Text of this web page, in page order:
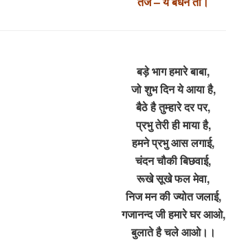
बड़े भाग हमारे बाबा,
जो शुभ दिन ये आया है,
बैठे है तुम्हारे दर पर,
प्रभु तेरी ही माया है,
हमने प्रभु आस लगाई,
चंदन चौकी बिछवाई,
रूखे सूखे फल मेवा,
निज मन की ज्योत जलाई,
गजानन्द जी हमारे घर आओ,
बुलाते है चले आओ।।